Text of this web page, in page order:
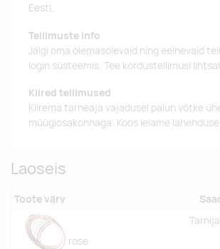
Eesti.
Tellimuste info
Jälgi oma olemasolevaid ning eelnevaid
login süsteemis. Tee kordustellimusi
Kiired tellimused
Kiirema tarneaja vajadusel palun võtke
müügiosakonnaga. Koos leiame
Laoseis
Toote värv
rose